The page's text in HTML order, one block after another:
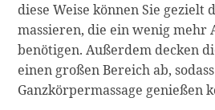
diese Weise können Sie gezielt
massieren, die ein wenig mehr
benötigen. Außerdem decken
einen großen Bereich ab,
Ganzkörpermassage genießen